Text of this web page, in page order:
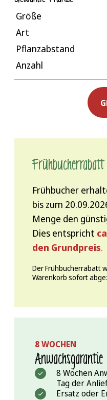
Größe
Art
Pflanzabstand
Anzahl
Frühbucher­rabatt
Frühbucher
bis zum
Menge den
Dies entspricht
den Grundpreis.
Der Frühbucherrabatt
Warenkorb sofort
8 WOCHEN
Anwachs­garantie
8 Wochen
Tag der
Ersatz oder